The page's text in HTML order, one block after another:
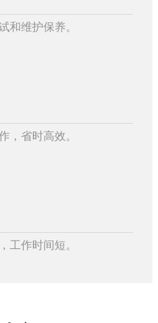
和维护保养。
，省时高效。
工作时间短。